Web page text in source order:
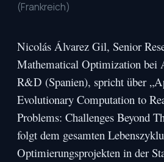
(Frankreich)
Nicolás Álvarez Gil, Senior
Mathematical Optimization
R&D (Spanien), spricht über
Evolutionary Computation to
Problems: Challenges Beyond
folgt dem gesamten
Optimierungsprojekten in der